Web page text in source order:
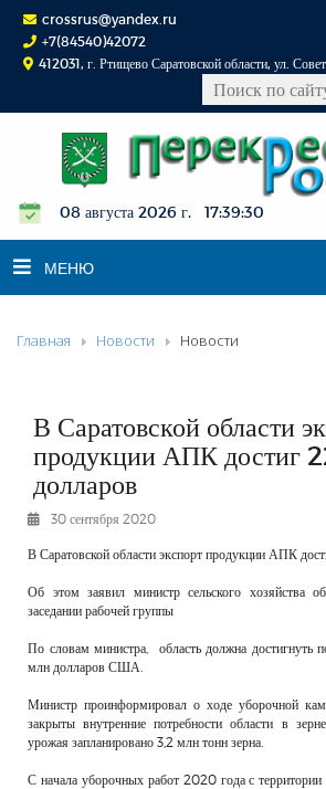
crossrus@yandex.ru
+7(84540)42072
412031, г. Ртищево Саратовской области, ул.
08 августа 2026 г. 17:39:30
МЕНЮ
НОВОСТИ
К СВЕДЕНИЮ
КОНКУРСЫ
ФОТОРЕПОРТАЖИ
РЕКЛАМОДАТЕЛЯМ
ОБЪЯВЛЕНИЯ
КОНТАКТЫ
Главная Новости Новости
В Саратовской области
продукции АПК достиг
долларов
30 сентября 2020
В Саратовской области экспорт продукции АПК
Об этом заявил министр сельского хозяйства
заседании рабочей группы
По словам министра, область должна достигнуть
млн долларов США.
Министр проинформировал о ходе уборочной
закрыты внутренние потребности области в
урожая запланировано 3,2 млн тонн зерна.
С начала уборочных работ 2020 года с территории